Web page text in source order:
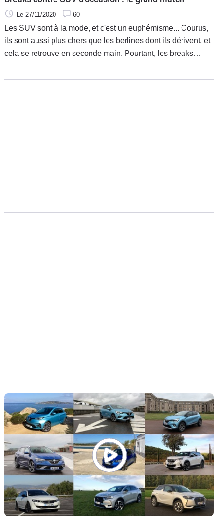
Le 27/11/2020 60
Les SUV sont à la mode, et c'est un euphémisme... Courus,
ils sont aussi plus chers que les berlines dont ils dérivent, et
cela se retrouve en seconde main. Pourtant, les breaks
occasion, forts en coffre, ne seraient-ils pas au final plus